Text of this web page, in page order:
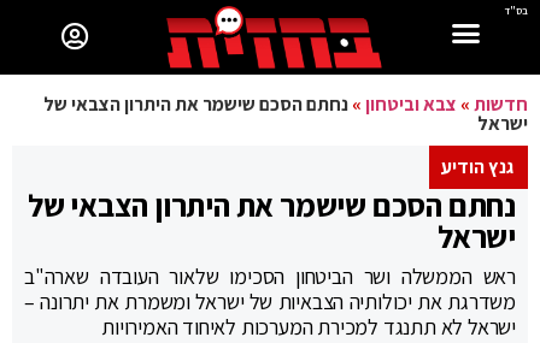
בס"ד
חדשות» צבא וביטחון»נחתם הסכם שישמר את היתרון הצבאי של
ישראל
גנץ הודיע
נחתם הסכם שישמר את היתרון הצבאי של
ישראל
ראש הממשלה ושר הביטחון הסכימו שלאור העובדה שארה"ב
משדרגת את יכולותיה הצבאיות של ישראל ומשמרת את יתרונה –
ישראל לא תתנגד למכירת המערכות לאיחוד האמירויות